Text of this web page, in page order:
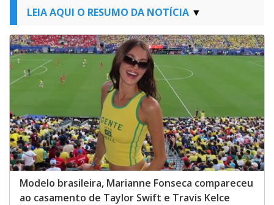
Opens in new window
LEIA AQUI O RESUMO DA NOTÍCIA
Modelo brasileira, Marianne Fonseca compareceu
ao casamento de Taylor Swift e Travis Kelce